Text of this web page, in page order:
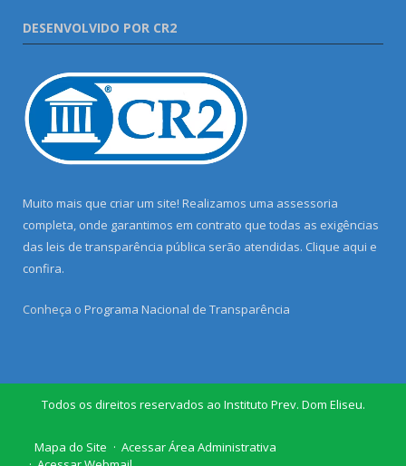
DESENVOLVIDO POR CR2
Muito mais que criar um site! Realizamos uma assessoria
completa, onde garantimos em contrato que todas as exigências
das leis de transparência pública serão atendidas. Clique aqui e
confira.
Conheça o Programa Nacional de Transparência
Todos os direitos reservados ao Instituto Prev. Dom Eliseu.
Mapa do Site
Acessar Área Administrativa